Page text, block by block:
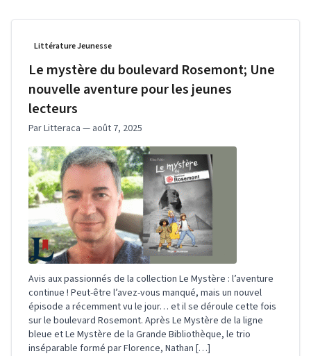
Littérature Jeunesse
Le mystère du boulevard Rosemont; Une
nouvelle aventure pour les jeunes
lecteurs
Par Litteraca — août 7, 2025
Avis aux passionnés de la collection Le Mystère : l’aventure
continue ! Peut-être l’avez-vous manqué, mais un nouvel
épisode a récemment vu le jour… et il se déroule cette fois
sur le boulevard Rosemont. Après Le Mystère de la ligne
bleue et Le Mystère de la Grande Bibliothèque, le trio
inséparable formé par Florence, Nathan […]